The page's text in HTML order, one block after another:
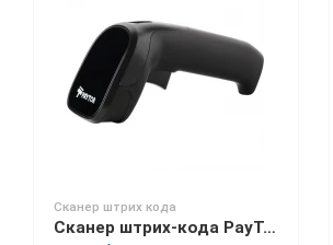
Сканер штрих кода
Сканер штрих-кода PayTor FL-1008